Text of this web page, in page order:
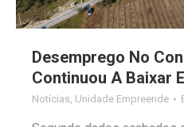
Desemprego No
Continuou A Baixar
Notícias, Unidade Empreende